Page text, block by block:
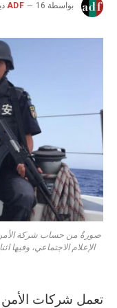
بواسطة ADF 16 ديسمبر، 2025
صورةٌ من حساب شركة الأمن
الإعلام الاجتماعي، وفيها